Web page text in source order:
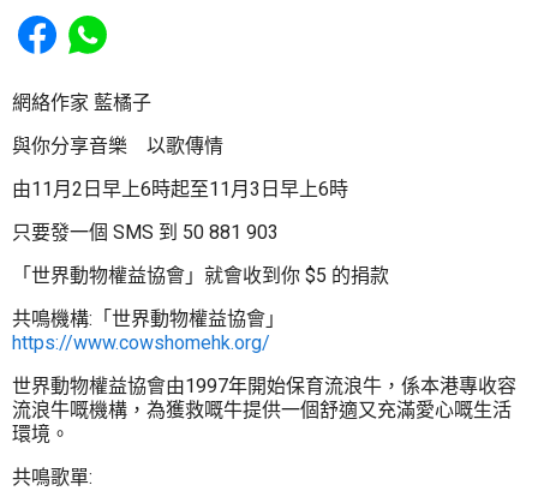
Share to Facebook
Share to WhatsApp
網絡作家 藍橘子
與你分享音樂 以歌傳情
由11月2日早上6時起至11月3日早上6時
只要發一個 SMS 到 50 881 903
「世界動物權益協會」就會收到你 $5 的捐款
共鳴機構:「世界動物權益協會」
https://www.cowshomehk.org/
世界動物權益協會由1997年開始保育流浪牛，係本港專收容
流浪牛嘅機構，為獲救嘅牛提供一個舒適又充滿愛心嘅生活
環境。
共鳴歌單: